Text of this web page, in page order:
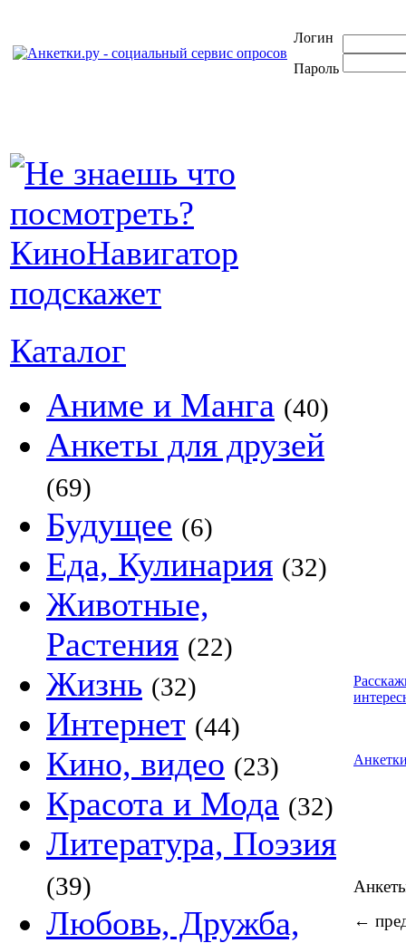
Логин
Пароль
Каталог
Аниме и Манга (40)
Анкеты для друзей
(69)
Будущее (6)
Еда, Кулинария (32)
Животные,
Растения (22)
Жизнь (32)
Интернет (44)
Кино, видео (23)
Красота и Мода (32)
Литература, Поэзия
(39)
Любовь, Дружба,
←